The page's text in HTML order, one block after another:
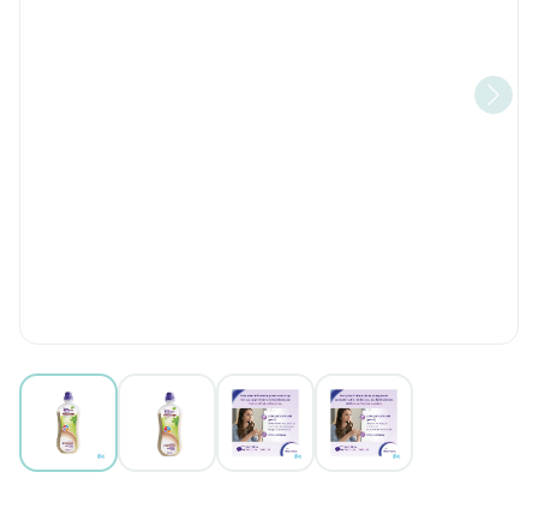
View larger imageView larger imageView larger imageView larger image